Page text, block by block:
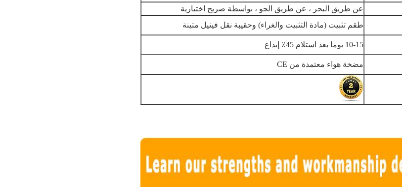
عن طريق البحر ، عن طريق الجو ، بواسطة صريح اختيارية
طقم تثبيت (مادة التثبيت والغراء) وحقيبة نقل فينيل متينة
10-15 يوما بعد استلام 45٪ إيداع
مضخة هواء معتمدة من CE